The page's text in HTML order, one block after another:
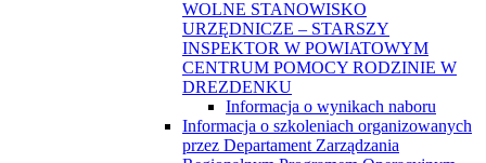
WOLNE STANOWISKO
URZĘDNICZE – STARSZY
INSPEKTOR W POWIATOWYM
CENTRUM POMOCY RODZINIE W
DREZDENKU
Informacja o wynikach naboru
Informacja o szkoleniach organizowanych
przez Departament Zarządzania